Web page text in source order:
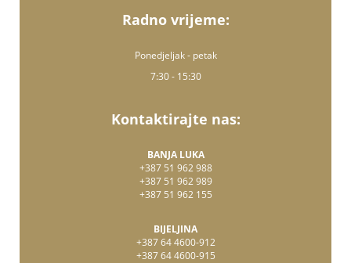
Radno vrijeme:
Ponedjeljak - petak
7:30 - 15:30
Kontaktirajte nas:
BANJA LUKA
+387 51 962 988
+387 51 962 989
+387 51 962 155
BIJELJINA
+387 64 4600-912
+387 64 4600-915